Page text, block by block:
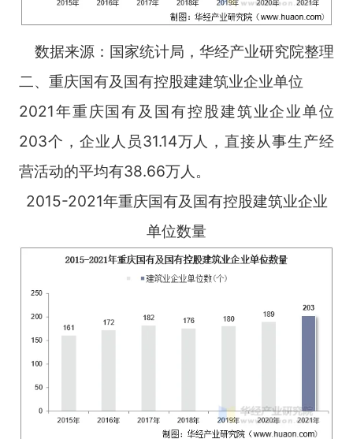
数据来源：国家统计局，华经产业研究院整理
二、重庆国有及国有控股建建筑业企业单位
2021年重庆国有及国有控股建筑业企业单位
203个，企业人员31.14万人，直接从事生产经
营活动的平均有38.66万人。
2015-2021年重庆国有及国有控股建筑业企业
单位数量